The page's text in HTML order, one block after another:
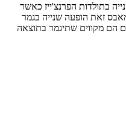
בתולדות הפרנצ'ייז כאשר
לפני 20 שנים. למאבס זאת הופעה שנייה בגמר
הם מקווים שתיגמר בתוצאה